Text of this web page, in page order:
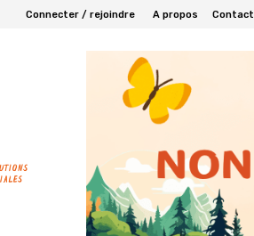
Connecter / rejoindre A propos Contact